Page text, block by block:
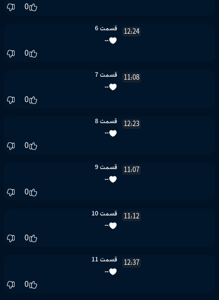
0
12:24 قسمت 6
--
0
11:08 قسمت 7
--
0
12:23 قسمت 8
--
0
11:07 قسمت 9
--
0
11:12 قسمت 10
--
0
12:37 قسمت 11
--
0